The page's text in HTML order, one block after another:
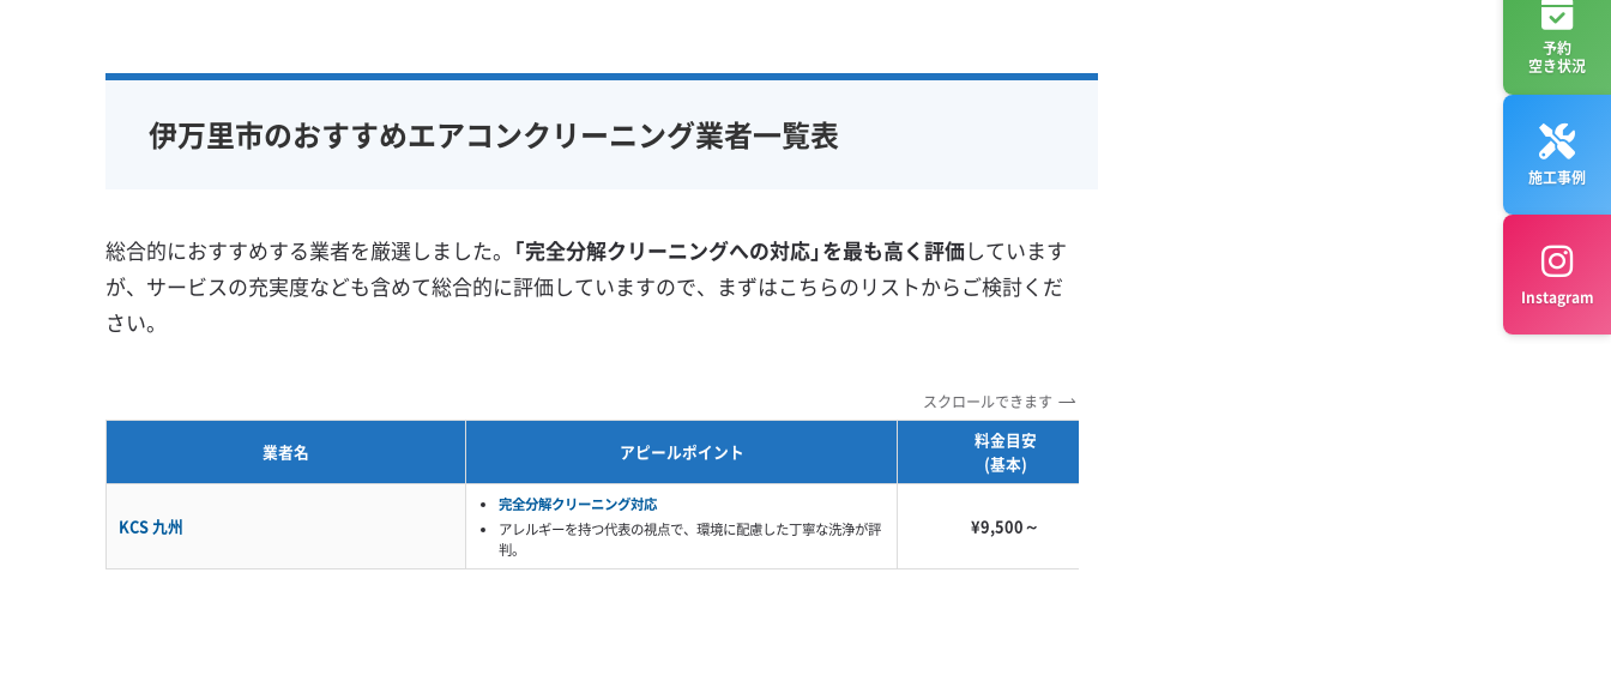
完全分解洗浄
部分クリーニング
家庭用エアコン
業務用エアコン
保証付き
アフターフォロー
アレルギー対策
ハウスダスト除去
定額料金 複数台割引
初回割引
即日対応可能
防汚コーティング
伊万里市のおすすめエアコンクリーニング業者一覧表
総合的におすすめする業者を厳選しました。 「完全分解クリーニングへの対応」を最も高く評価しています
が、サービスの充実度なども含めて総合的に評価していますので、まずはこちらのリストからご検討くだ
さい。
スクロールできます
業者名 アピールポイント
料金目安
(基本)
KCS 九州
完全分解クリーニング対応
アレルギーを持つ代表の視点で、環境に配慮した丁寧な洗浄が評
判。
¥9,500～
予約
空き状況
施工事例
Instagram